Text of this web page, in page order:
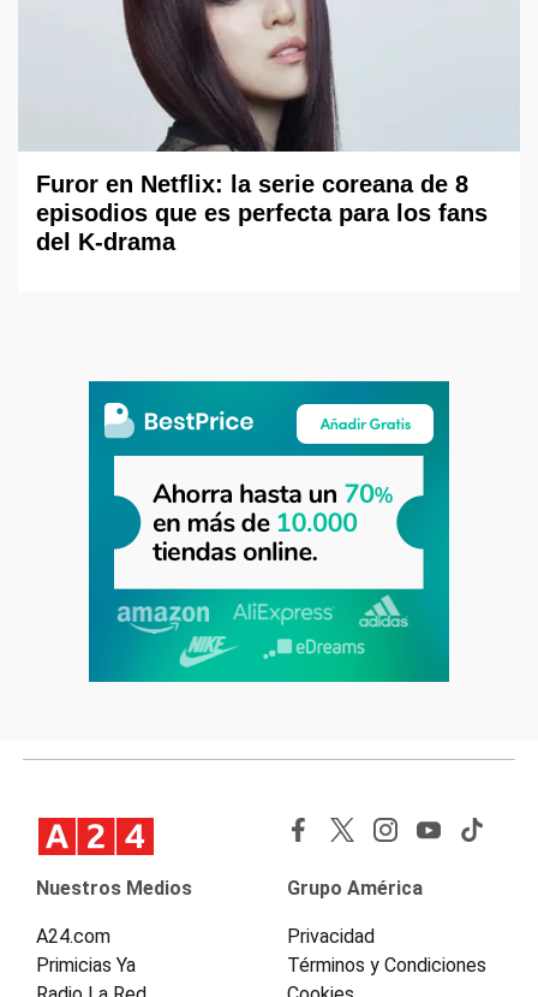
Furor en Netflix: la serie coreana de 8
episodios que es perfecta para los fans
del K-drama
Nuestros Medios
A24.com
Primicias Ya
Grupo América
Privacidad
Términos y Condiciones